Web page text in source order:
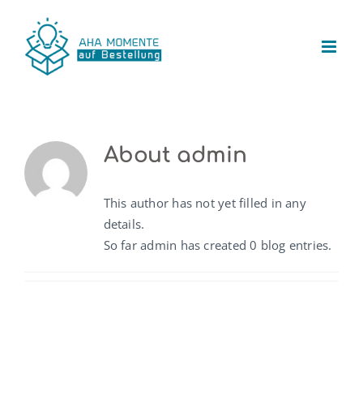
content
About admin
This author has not yet filled in any
details.
So far admin has created 0 blog entries.